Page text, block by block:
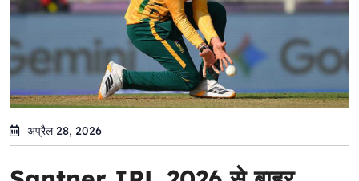
अप्रैल 28, 2026